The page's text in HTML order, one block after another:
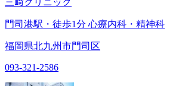
三﨑クリニック
門司港駅・徒歩1分 心療内科・精神科
福岡県北九州市門司区
093-321-2586